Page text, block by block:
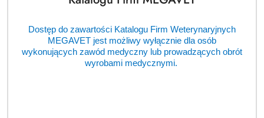
Dostęp do zawartości Katalogu Firm Weterynaryjnych
MEGAVET jest możliwy wyłącznie dla osób
wykonujących zawód medyczny lub prowadzących obrót
wyrobami medycznymi.